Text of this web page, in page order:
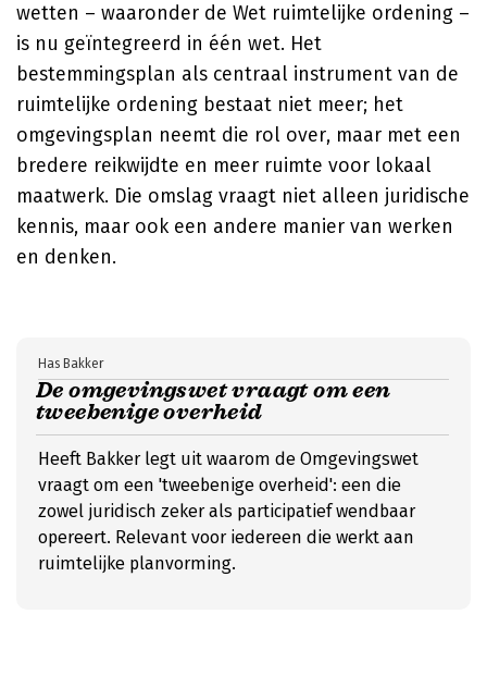
wetten – waaronder de Wet ruimtelijke ordening –
is nu geïntegreerd in één wet. Het
bestemmingsplan als centraal instrument van de
ruimtelijke ordening bestaat niet meer; het
omgevingsplan neemt die rol over, maar met een
bredere reikwijdte en meer ruimte voor lokaal
maatwerk. Die omslag vraagt niet alleen juridische
kennis, maar ook een andere manier van werken
en denken.
De omgevingswet vraagt om een
tweebenige overheid
Has Bakker
Heeft Bakker legt uit waarom de Omgevingswet
vraagt om een 'tweebenige overheid': een die
zowel juridisch zeker als participatief wendbaar
opereert. Relevant voor iedereen die werkt aan
ruimtelijke planvorming.